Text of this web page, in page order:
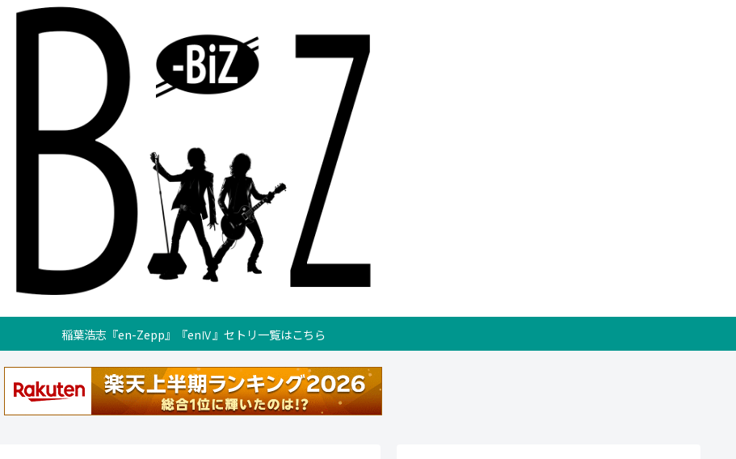
稲葉浩志『en-Zepp』『enⅣ』セトリ一覧はこちら